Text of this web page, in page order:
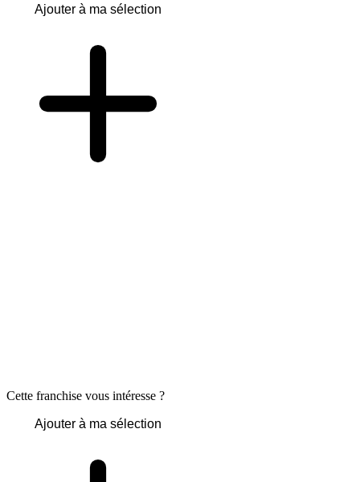
Ajouter à ma sélection
Cette franchise vous intéresse ?
Ajouter à ma sélection